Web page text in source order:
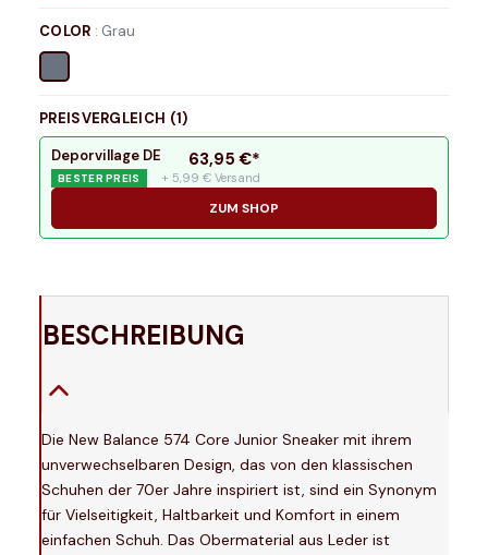
COLOR : Grau
PREISVERGLEICH (1)
Deporvillage DE
BESTER PREIS
63,95 €*
+ 5,99 € Versand
ZUM SHOP
BESCHREIBUNG
Die New Balance 574 Core Junior Sneaker mit ihrem
unverwechselbaren Design, das von den klassischen
Schuhen der 70er Jahre inspiriert ist, sind ein Synonym
für Vielseitigkeit, Haltbarkeit und Komfort in einem
einfachen Schuh. Das Obermaterial aus Leder ist